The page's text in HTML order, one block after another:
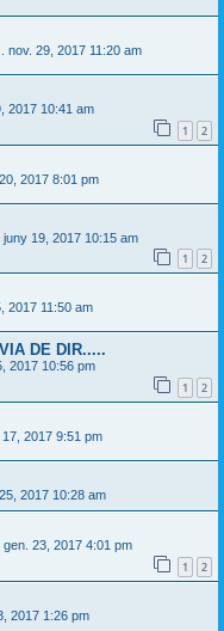
nov. 29, 2017 11:20 am
2017 10:41 am
1 2
2017 8:01 pm
juny 19, 2017 10:15 am
1 2
2017 11:50 am
DE DIR.....
2017 10:56 pm
1 2
2017 9:51 pm
2017 10:28 am
gen. 23, 2017 4:01 pm
1 2
2017 1:26 pm